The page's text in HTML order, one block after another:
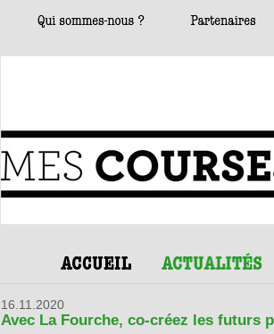
16.11.2020
Avec La Fourche, co-créez les futurs